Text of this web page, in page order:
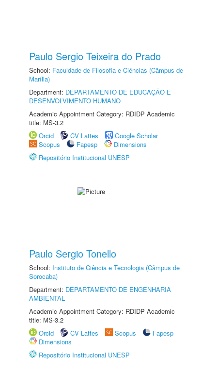
Paulo Sergio Teixeira do Prado
School: Faculdade de Filosofia e Ciências (Câmpus de
Marília)
Department: DEPARTAMENTO DE EDUCAÇÃO E
DESENVOLVIMENTO HUMANO
Academic Appointment Category: RDIDP Academic
title: MS-3.2
Orcid
CV Lattes
Google Scholar
Scopus
Fapesp
Dimensions
Repositório Institucional UNESP
Paulo Sergio Tonello
School: Instituto de Ciência e Tecnologia (Câmpus de
Sorocaba)
Department: DEPARTAMENTO DE ENGENHARIA
AMBIENTAL
Academic Appointment Category: RDIDP Academic
title: MS-3.2
Orcid
CV Lattes Scopus
Fapesp
Dimensions
Repositório Institucional UNESP